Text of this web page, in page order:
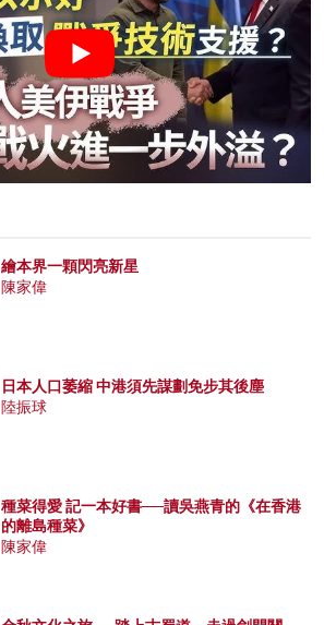
繪本界一顆閃亮新星
陳家偉
日本人口萎縮 中港須先謀劃免步其後塵
陸振球
種菜得愛 記一本好書──讀吳燕青的《在香港
的離島種菜》
陳家偉